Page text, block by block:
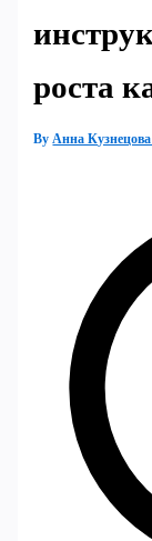
роста
ByАнна